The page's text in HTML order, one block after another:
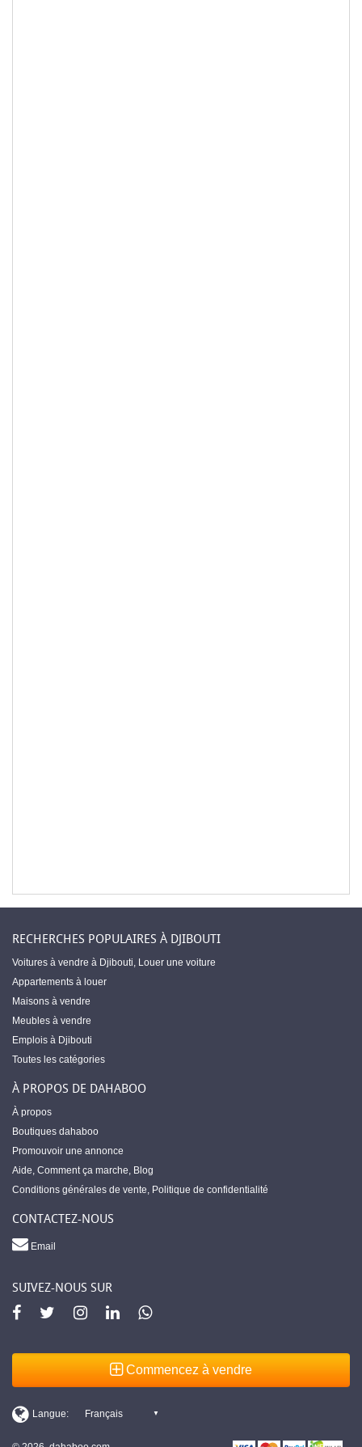
RECHERCHES POPULAIRES À DJIBOUTI
Voitures à vendre à Djibouti, Louer une voiture
Appartements à louer
Maisons à vendre
Meubles à vendre
Emplois à Djibouti
Toutes les catégories
À PROPOS DE DAHABOO
À propos
Boutiques dahaboo
Promouvoir une annonce
Aide, Comment ça marche, Blog
Conditions générales de vente, Politique de confidentialité
CONTACTEZ-NOUS
Email
SUIVEZ-NOUS SUR
Commencez à vendre